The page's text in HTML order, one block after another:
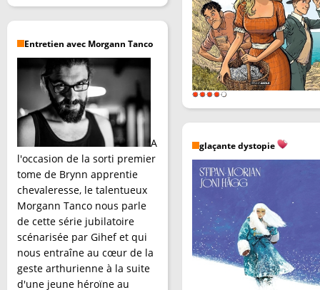
Entretien avec Morgann Tanco
A
l'occasion de la sorti premier
tome de Brynn apprentie
chevaleresse, le talentueux
Morgann Tanco nous parle
de cette série jubilatoire
scénarisée par Gihef et qui
nous entraîne au cœur de la
geste arthurienne à la suite
d'une jeune héroïne au
glaçante dystopie